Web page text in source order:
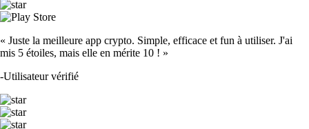
« Juste la meilleure app crypto. Simple, efficace et fun à utiliser. J'ai
mis 5 étoiles, mais elle en mérite 10 ! »
-Utilisateur vérifié